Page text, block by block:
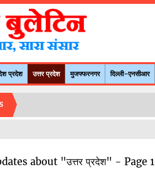
प्रदेश उत्तर प्रदेश मुजफ्फरनगर दिल्ली-एनसीआर
about "उत्तर प्रदेश" - Page 1